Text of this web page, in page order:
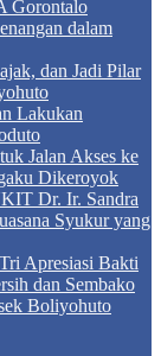
Gorontalo
dalam
dan Jadi Pilar
Lakukan
Jalan Akses ke
Dikeroyok
Dr. Ir. Sandra
Syukur yang
Apresiasi Bakti
dan Sembako
Boliyohuto